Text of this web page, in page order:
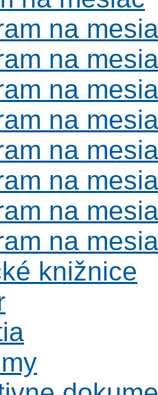
na
na
na
na
na
na
na
na
knižnice